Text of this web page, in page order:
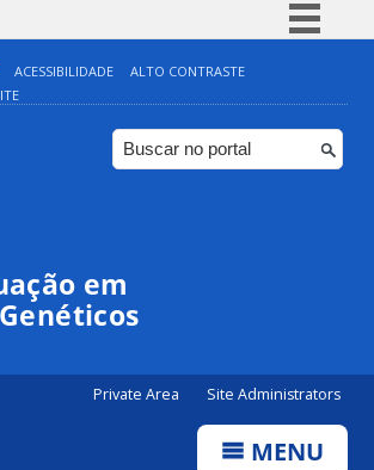
Simplifique!
Comunica BR
Participe
ACESSIBILIDADE
ALTO CONTRASTE
em
Private Area Site Administrators
MENU